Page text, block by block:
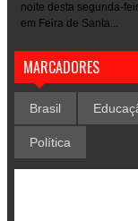
noite desta segunda-
em Feira de Santa...
MARCADORES
Brasil
Política